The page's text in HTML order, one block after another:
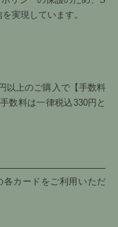
実現しています。
以上のご購入で【手数料
数料は一律税込330円と
各カードをご利用いただ